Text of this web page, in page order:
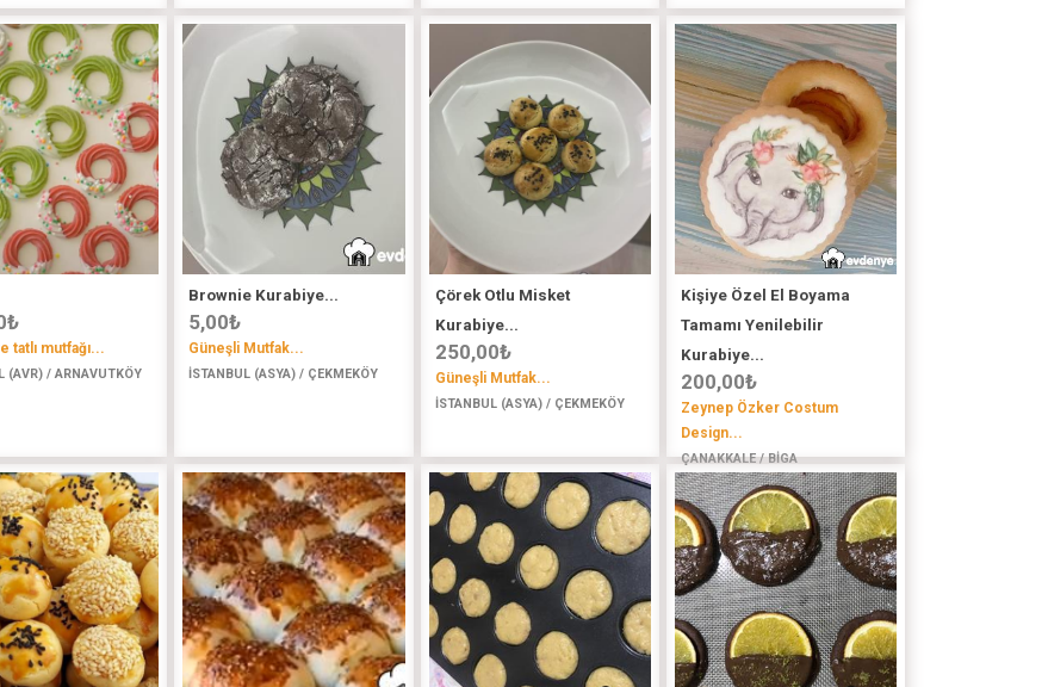
₺
tatlı mutfağı...
(AVR) / ARNAVUTKÖY
Brownie Kurabiye...
5,00₺
Güneşli Mutfak...
İSTANBUL (ASYA) / ÇEKMEKÖY
Çörek Otlu Misket
Kurabiye...
250,00₺
Güneşli Mutfak...
İSTANBUL (ASYA) / ÇEKMEKÖY
Kişiye Özel El Boyama
Tamamı Yenilebilir
Kurabiye...
200,00₺
Zeynep Özker Costum
Design...
ÇANAKKALE / BİGA